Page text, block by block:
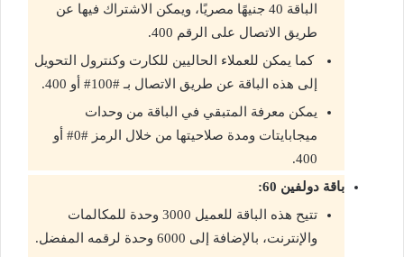
الباقة 40 جنيهًا مصريًا، ويمكن الاشتراك فيها عن
طريق الاتصال على الرقم 400.
كما يمكن للعملاء الحاليين للكارت وكنترول التحويل
إلى هذه الباقة عن طريق الاتصال بـ #100# أو 400.
يمكن معرفة المتبقي في الباقة من وحدات
ميجابايتات ومدة صلاحيتها من خلال الرمز #0# أو
400.
باقة دولفين 60:
تتيح هذه الباقة للعميل 3000 وحدة للمكالمات
والإنترنت، بالإضافة إلى 6000 وحدة لرقمه المفضل.